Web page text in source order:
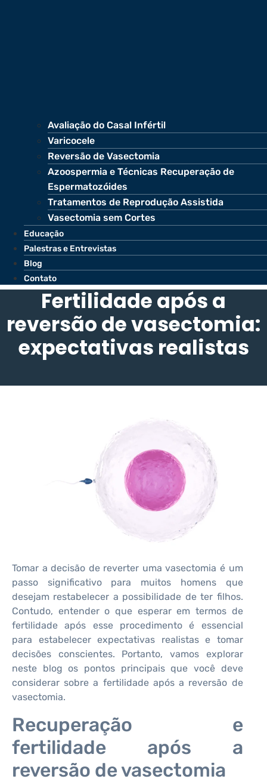
Avaliação do Casal Infértil
Varicocele
Reversão de Vasectomia
Azoospermia e Técnicas Recuperação de
Espermatozóides
Tratamentos de Reprodução Assistida
Vasectomia sem Cortes
Educação
Palestras e Entrevistas
Blog
Contato
Fertilidade após a
reversão de vasectomia:
expectativas realistas
Tomar a decisão de reverter uma vasectomia é um
passo significativo para muitos homens que
desejam restabelecer a possibilidade de ter filhos.
Contudo, entender o que esperar em termos de
fertilidade após esse procedimento é essencial
para estabelecer expectativas realistas e tomar
decisões conscientes. Portanto, vamos explorar
neste blog os pontos principais que você deve
considerar sobre a fertilidade após a reversão de
vasectomia.
Recuperação e
fertilidade após a
reversão de vasectomia